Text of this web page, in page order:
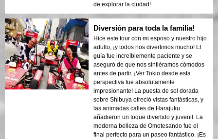
de explorar la ciudad!
Diversión para toda la familia!
Hice este tour con mi esposo y nuestro hijo
adulto, ¡y todos nos divertimos mucho! El
guía fue increíblemente paciente y se
aseguró de que nos sintiéramos cómodos
antes de partir. ¡Ver Tokio desde esta
perspectiva fue absolutamente
impresionante! La puesta de sol dorada
sobre Shibuya ofreció vistas fantásticas, y
las animadas calles de Harajuku
añadieron un toque divertido y juvenil. La
moderna belleza de Omotesando fue el
final perfecto para un paseo fantástico. ¡Es